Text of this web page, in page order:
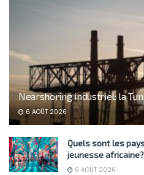
Nearshoring industriel: la
6 AOÛT 2026
Quels sont les
jeunesse africaine?
6 AOÛT 2026